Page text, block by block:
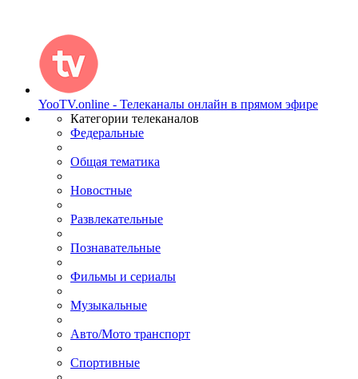
YooTV.online - Телеканалы онлайн в прямом эфире
Категории телеканалов
Федеральные
Общая тематика
Новостные
Развлекательные
Познавательные
Фильмы и сериалы
Музыкальные
Авто/Мото транспорт
Спортивные